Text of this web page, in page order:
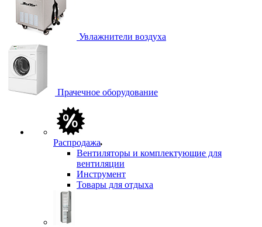
Увлажнители воздуха
Прачечное оборудование
Распродажа
Вентиляторы и комплектующие для
вентиляции
Инструмент
Товары для отдыха